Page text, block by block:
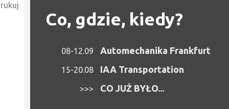
Co, gdzie, kiedy?
08-12.09 Automechanika Frankfurt
15-20.08 IAA Transportation
>>> CO JUŻ BYŁO...